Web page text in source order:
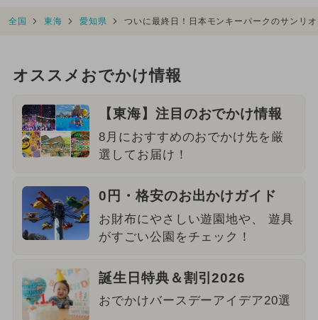
全国 東海 愛知県 ついに最終日！日本モンキーパークのサンリ
オススメおでかけ情報
【東海】注目のおでかけ情報
8月におすすめのおでかけ先を厳
選してお届け！
0円・格安のお出かけガイド
お財布にやさしい遊園地や、 遊具
がすごい公園をチェック！
誕生日特典＆割引2026
おでかけバースデーアイデア20選